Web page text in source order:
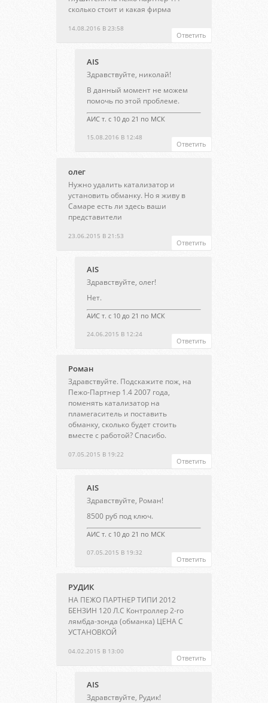
14.08.2016 В 23:58
сколько стоит и какая фирма
Ответить
AIS
15.08.2016 В 12:48
Здравствуйте, николай!
В данный момент не можем
помочь по этой проблеме.
АИС т. с 10 до 21 по МСК
Ответить
олег
23.06.2015 В 21:53
Нужно удалить катализатор и
установить обманку. Но я живу в
Самаре есть ли здесь ваши
представители
Ответить
AIS
24.06.2015 В 12:24
Здравствуйте, олег!
Нет.
АИС т. с 10 до 21 по МСК
Ответить
Роман
07.05.2015 В 19:22
Здравствуйте. Подскажите пож, на
Пежо-Партнер 1.4 2007 года,
поменять катализатор на
пламегаситель и поставить
обманку, сколько будет стоить
вместе с работой? Спасибо.
Ответить
AIS
07.05.2015 В 19:32
Здравствуйте, Роман!
8500 руб под ключ.
АИС т. с 10 до 21 по МСК
Ответить
РУДИК
04.02.2015 В 13:00
НА ПЕЖО ПАРТНЕР ТИПИ 2012
БЕНЗИН 120 Л.С Контроллер 2-го
лямбда-зонда (обманка) ЦЕНА С
УСТАНОВКОЙ
Ответить
AIS
Здравствуйте, Рудик!